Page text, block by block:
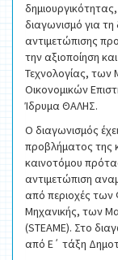
διαγωνισμό για
αντιμετώπισης
την αξιοποίηση
Τεχνολογίας, των
Οικονομικών
Ίδρυμα ΘΑΛΗΣ.
Ο διαγωνισμός
προβλήματος της
καινοτόμου
αντιμετώπιση
από περιοχές των
Μηχανικής, των
(STEAME). Στο
από Ε΄ τάξη